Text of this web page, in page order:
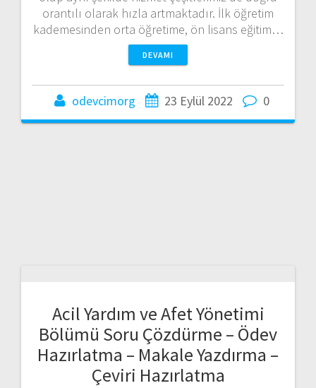
orantılı olarak hızla artmaktadır. İlk öğretim
kademesinden orta öğretime, ön lisans eğitim…
DEVAMI
odevcimorg 23 Eylül 2022 0
Acil Yardım ve Afet Yönetimi
Bölümü Soru Çözdürme – Ödev
Hazırlatma – Makale Yazdırma –
Çeviri Hazırlatma